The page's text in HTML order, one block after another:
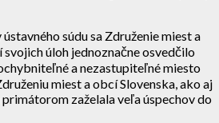
súdu sa Združenie miest a
úloh jednoznačne osvedčilo
a nezastupiteľné miesto
miest a obcí Slovenska, ako aj
zaželala veľa úspechov do